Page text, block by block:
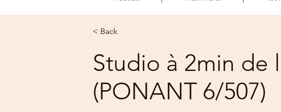
< Back
Studio à 2min de
(PONANT 6/507)